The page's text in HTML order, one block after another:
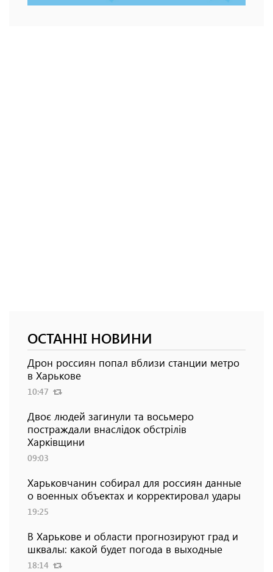
ОСТАННІ НОВИНИ
Дрон россиян попал вблизи станции метро
в Харькове
10:47
Двоє людей загинули та восьмеро
постраждали внаслідок обстрілів
Харківщини
09:03
Харьковчанин собирал для россиян данные
о военных объектах и ​​корректировал удары
19:25
В Харькове и области прогнозируют град и
шквалы: какой будет погода в выходные
18:14